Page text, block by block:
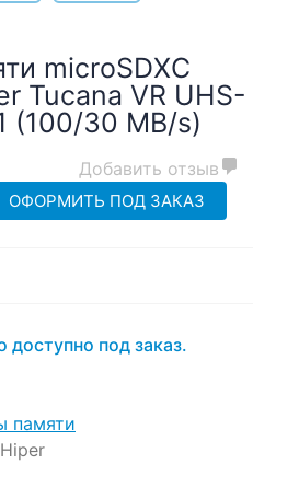
microSDXC
Tucana VR UHS-
(100/30 MB/s)
Добавить отзыв
ОФОРМИТЬ ПОД ЗАКАЗ
доступно под заказ.
памяти
Hiper